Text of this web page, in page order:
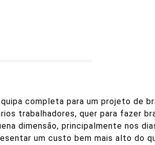
completa para um projeto de
trabalhadores, quer para fazer
dimensão, principalmente nos
um custo bem mais alto do